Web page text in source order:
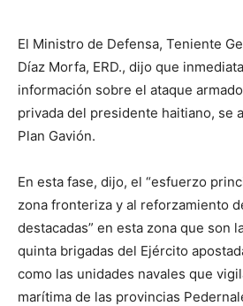
El Ministro de Defensa, Teniente
Díaz Morfa, ERD., dijo que
información sobre el ataque
privada del presidente haitiano, se
Plan Gavión.
En esta fase, dijo, el “esfuerzo
zona fronteriza y al reforzamiento
destacadas” en esta zona que son
quinta brigadas del Ejército
como las unidades navales que
marítima de las provincias